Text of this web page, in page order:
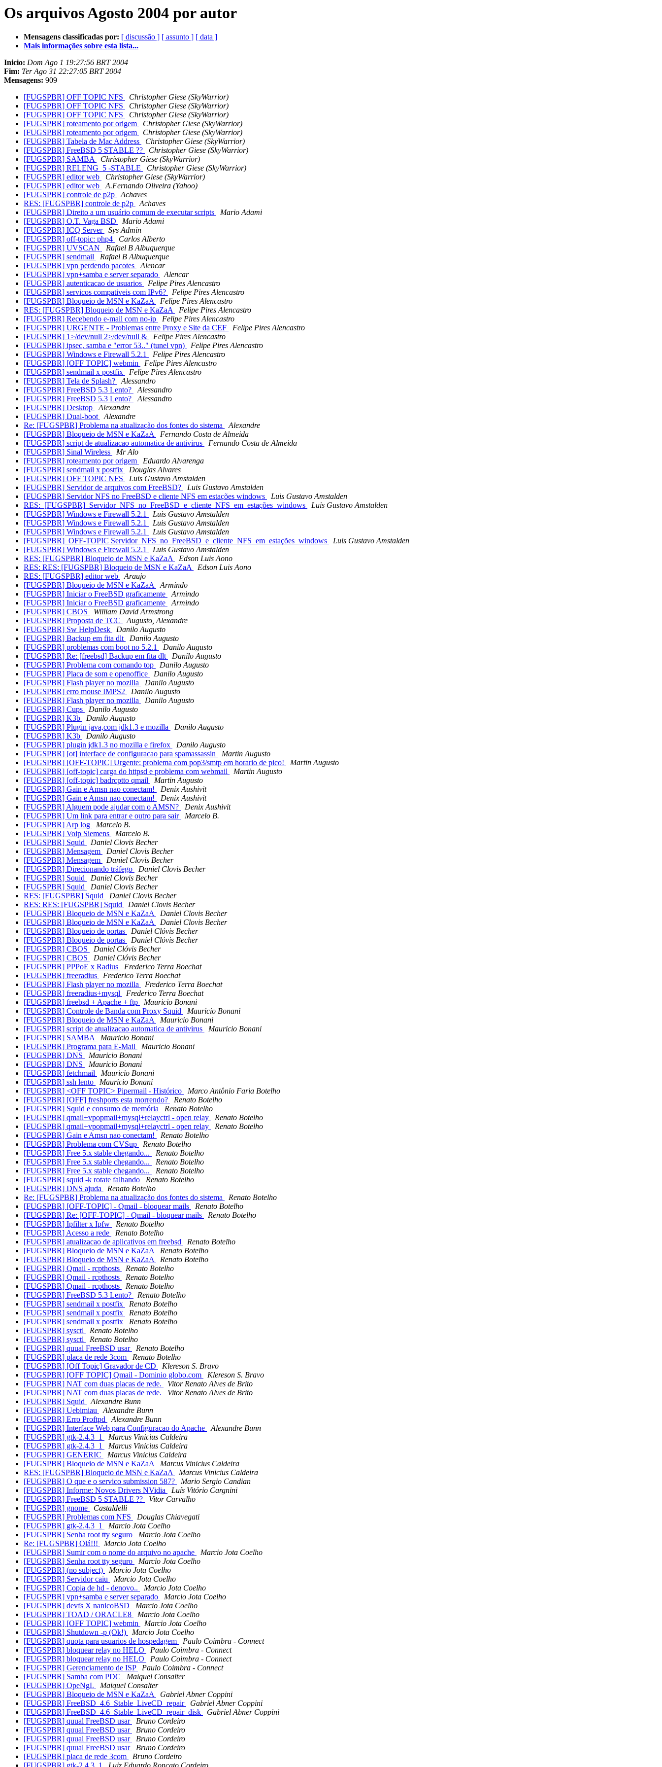
Os arquivos Agosto 2004 por autor
Mensagens classificadas por: [ discussão ] [ assunto ] [ data ]
Mais informações sobre esta lista...
Inicio: Dom Ago 1 19:27:56 BRT 2004
Fim: Ter Ago 31 22:27:05 BRT 2004
Mensagens: 909
[FUGSPBR] OFF TOPIC NFS
Christopher Giese (SkyWarrior)
[FUGSPBR] OFF TOPIC NFS
Christopher Giese (SkyWarrior)
[FUGSPBR] OFF TOPIC NFS
Christopher Giese (SkyWarrior)
[FUGSPBR] roteamento por origem
Christopher Giese (SkyWarrior)
[FUGSPBR] roteamento por origem
Christopher Giese (SkyWarrior)
[FUGSPBR] Tabela de Mac Address
Christopher Giese (SkyWarrior)
[FUGSPBR] FreeBSD 5 STABLE ??
Christopher Giese (SkyWarrior)
[FUGSPBR] SAMBA
Christopher Giese (SkyWarrior)
[FUGSPBR] RELENG_5 -STABLE
Christopher Giese (SkyWarrior)
[FUGSPBR] editor web
Christopher Giese (SkyWarrior)
[FUGSPBR] editor web
A.Fernando Oliveira (Yahoo)
[FUGSPBR] controle de p2p
Achaves
RES: [FUGSPBR] controle de p2p
Achaves
[FUGSPBR] Direito a um usuário comum de executar scripts
Mario Adami
[FUGSPBR] O.T. Vaga BSD
Mario Adami
[FUGSPBR] ICQ Server
Sys Admin
[FUGSPBR] off-topic: php4
Carlos Alberto
[FUGSPBR] UVSCAN
Rafael B Albuquerque
[FUGSPBR] sendmail
Rafael B Albuquerque
[FUGSPBR] vpn perdendo pacotes
Alencar
[FUGSPBR] vpn+samba e server separado
Alencar
[FUGSPBR] autenticacao de usuarios
Felipe Pires Alencastro
[FUGSPBR] servicos compativeis com IPv6?
Felipe Pires Alencastro
[FUGSPBR] Bloqueio de MSN e KaZaA
Felipe Pires Alencastro
RES: [FUGSPBR] Bloqueio de MSN e KaZaA
Felipe Pires Alencastro
[FUGSPBR] Recebendo e-mail com no-ip
Felipe Pires Alencastro
[FUGSPBR] URGENTE - Problemas entre Proxy e Site da CEF
Felipe Pires Alencastro
[FUGSPBR] 1>/dev/null 2>/dev/null &
Felipe Pires Alencastro
[FUGSPBR] ipsec, samba e "error 53.." (tunel vpn)
Felipe Pires Alencastro
[FUGSPBR] Windows e Firewall 5.2.1
Felipe Pires Alencastro
[FUGSPBR] [OFF TOPIC] webmin
Felipe Pires Alencastro
[FUGSPBR] sendmail x postfix
Felipe Pires Alencastro
[FUGSPBR] Tela de Splash?
Alessandro
[FUGSPBR] FreeBSD 5.3 Lento?
Alessandro
[FUGSPBR] FreeBSD 5.3 Lento?
Alessandro
[FUGSPBR] Desktop
Alexandre
[FUGSPBR] Dual-boot
Alexandre
Re: [FUGSPBR] Problema na atualização dos fontes do sistema
Alexandre
[FUGSPBR] Bloqueio de MSN e KaZaA
Fernando Costa de Almeida
[FUGSPBR] script de atualizacao automatica de antivirus
Fernando Costa de Almeida
[FUGSPBR] Sinal Wireless
Mr Alo
[FUGSPBR] roteamento por origem
Eduardo Alvarenga
[FUGSPBR] sendmail x postfix
Douglas Alvares
[FUGSPBR] OFF TOPIC NFS
Luis Gustavo Amstalden
[FUGSPBR] Servidor de arquivos com FreeBSD?
Luis Gustavo Amstalden
[FUGSPBR] Servidor NFS no FreeBSD e cliente NFS em estações windows
Luis Gustavo Amstalden
RES:_[FUGSPBR]_Servidor_NFS_no_FreeBSD_e_cliente_NFS_em_estações_windows
Luis Gustavo Amstalden
[FUGSPBR] Windows e Firewall 5.2.1
Luis Gustavo Amstalden
[FUGSPBR] Windows e Firewall 5.2.1
Luis Gustavo Amstalden
[FUGSPBR] Windows e Firewall 5.2.1
Luis Gustavo Amstalden
[FUGSPBR]_OFF-TOPIC Servidor_NFS_no_FreeBSD_e_cliente_NFS_em_estações_windows
Luis Gustavo Amstalden
[FUGSPBR] Windows e Firewall 5.2.1
Luis Gustavo Amstalden
RES: [FUGSPBR] Bloqueio de MSN e KaZaA
Edson Luis Aono
RES: RES: [FUGSPBR] Bloqueio de MSN e KaZaA
Edson Luis Aono
RES: [FUGSPBR] editor web
Araujo
[FUGSPBR] Bloqueio de MSN e KaZaA
Armindo
[FUGSPBR] Iniciar o FreeBSD graficamente
Armindo
[FUGSPBR] Iniciar o FreeBSD graficamente
Armindo
[FUGSPBR] CBOS
William David Armstrong
[FUGSPBR] Proposta de TCC
Augusto, Alexandre
[FUGSPBR] Sw HelpDesk
Danilo Augusto
[FUGSPBR] Backup em fita dlt
Danilo Augusto
[FUGSPBR] problemas com boot no 5.2.1
Danilo Augusto
[FUGSPBR] Re: [freebsd] Backup em fita dlt
Danilo Augusto
[FUGSPBR] Problema com comando top
Danilo Augusto
[FUGSPBR] Placa de som e openoffice
Danilo Augusto
[FUGSPBR] Flash player no mozilla
Danilo Augusto
[FUGSPBR] erro mouse IMPS2
Danilo Augusto
[FUGSPBR] Flash player no mozilla
Danilo Augusto
[FUGSPBR] Cups
Danilo Augusto
[FUGSPBR] K3b
Danilo Augusto
[FUGSPBR] Plugin java,com jdk1.3 e mozilla
Danilo Augusto
[FUGSPBR] K3b
Danilo Augusto
[FUGSPBR] plugin jdk1.3 no mozilla e firefox
Danilo Augusto
[FUGSPBR] [ot] interface de configuracao para spamassassin
Martin Augusto
[FUGSPBR] [OFF-TOPIC] Urgente: problema com pop3/smtp em horario de pico!
Martin Augusto
[FUGSPBR] [off-topic] carga do httpsd e problema com webmail
Martin Augusto
[FUGSPBR] [off-topic] badrcptto qmail
Martin Augusto
[FUGSPBR] Gain e Amsn nao conectam!
Denix Aushivit
[FUGSPBR] Gain e Amsn nao conectam!
Denix Aushivit
[FUGSPBR] Alguem pode ajudar com o AMSN?
Denix Aushivit
[FUGSPBR] Um link para entrar e outro para sair
Marcelo B.
[FUGSPBR] Arp log
Marcelo B.
[FUGSPBR] Voip Siemens
Marcelo B.
[FUGSPBR] Squid
Daniel Clovis Becher
[FUGSPBR] Mensagem
Daniel Clovis Becher
[FUGSPBR] Mensagem
Daniel Clovis Becher
[FUGSPBR] Direcionando tráfego
Daniel Clovis Becher
[FUGSPBR] Squid
Daniel Clovis Becher
[FUGSPBR] Squid
Daniel Clovis Becher
RES: [FUGSPBR] Squid
Daniel Clovis Becher
RES: RES: [FUGSPBR] Squid
Daniel Clovis Becher
[FUGSPBR] Bloqueio de MSN e KaZaA
Daniel Clovis Becher
[FUGSPBR] Bloqueio de MSN e KaZaA
Daniel Clovis Becher
[FUGSPBR] Bloqueio de portas
Daniel Clóvis Becher
[FUGSPBR] Bloqueio de portas
Daniel Clóvis Becher
[FUGSPBR] CBOS
Daniel Clóvis Becher
[FUGSPBR] CBOS
Daniel Clóvis Becher
[FUGSPBR] PPPoE x Radius
Frederico Terra Boechat
[FUGSPBR] freeradius
Frederico Terra Boechat
[FUGSPBR] Flash player no mozilla
Frederico Terra Boechat
[FUGSPBR] freeradius+mysql
Frederico Terra Boechat
[FUGSPBR] freebsd + Apache + ftp
Mauricio Bonani
[FUGSPBR] Controle de Banda com Proxy Squid
Mauricio Bonani
[FUGSPBR] Bloqueio de MSN e KaZaA
Mauricio Bonani
[FUGSPBR] script de atualizacao automatica de antivirus
Mauricio Bonani
[FUGSPBR] SAMBA
Mauricio Bonani
[FUGSPBR] Programa para E-Mail
Mauricio Bonani
[FUGSPBR] DNS
Mauricio Bonani
[FUGSPBR] DNS
Mauricio Bonani
[FUGSPBR] fetchmail
Mauricio Bonani
[FUGSPBR] ssh lento
Mauricio Bonani
[FUGSPBR] <OFF TOPIC> Pipermail - Histórico
Marco Antônio Faria Botelho
[FUGSPBR] [OFF] freshports esta morrendo?
Renato Botelho
[FUGSPBR] Squid e consumo de memória
Renato Botelho
[FUGSPBR] qmail+vpopmail+mysql+relayctrl - open relay
Renato Botelho
[FUGSPBR] qmail+vpopmail+mysql+relayctrl - open relay
Renato Botelho
[FUGSPBR] Gain e Amsn nao conectam!
Renato Botelho
[FUGSPBR] Problema com CVSup
Renato Botelho
[FUGSPBR] Free 5.x stable chegando...
Renato Botelho
[FUGSPBR] Free 5.x stable chegando...
Renato Botelho
[FUGSPBR] Free 5.x stable chegando...
Renato Botelho
[FUGSPBR] squid -k rotate falhando
Renato Botelho
[FUGSPBR] DNS ajuda
Renato Botelho
Re: [FUGSPBR] Problema na atualização dos fontes do sistema
Renato Botelho
[FUGSPBR] [OFF-TOPIC] - Qmail - bloquear mails
Renato Botelho
[FUGSPBR] Re: [OFF-TOPIC] - Qmail - bloquear mails
Renato Botelho
[FUGSPBR] Ipfilter x Ipfw
Renato Botelho
[FUGSPBR] Acesso a rede
Renato Botelho
[FUGSPBR] atualizacao de aplicativos em freebsd
Renato Botelho
[FUGSPBR] Bloqueio de MSN e KaZaA
Renato Botelho
[FUGSPBR] Bloqueio de MSN e KaZaA
Renato Botelho
[FUGSPBR] Qmail - rcpthosts
Renato Botelho
[FUGSPBR] Qmail - rcpthosts
Renato Botelho
[FUGSPBR] Qmail - rcpthosts
Renato Botelho
[FUGSPBR] FreeBSD 5.3 Lento?
Renato Botelho
[FUGSPBR] sendmail x postfix
Renato Botelho
[FUGSPBR] sendmail x postfix
Renato Botelho
[FUGSPBR] sendmail x postfix
Renato Botelho
[FUGSPBR] sysctl
Renato Botelho
[FUGSPBR] sysctl
Renato Botelho
[FUGSPBR] quual FreeBSD usar
Renato Botelho
[FUGSPBR] placa de rede 3com
Renato Botelho
[FUGSPBR] [Off Topic] Gravador de CD
Klereson S. Bravo
[FUGSPBR] [OFF TOPIC] Qmail - Dominio globo.com
Klereson S. Bravo
[FUGSPBR] NAT com duas placas de rede.
Vitor Renato Alves de Brito
[FUGSPBR] NAT com duas placas de rede.
Vitor Renato Alves de Brito
[FUGSPBR] Squid
Alexandre Bunn
[FUGSPBR] Uebimiau
Alexandre Bunn
[FUGSPBR] Erro Proftpd
Alexandre Bunn
[FUGSPBR] Interface Web para Configuracao do Apache
Alexandre Bunn
[FUGSPBR] gtk-2.4.3_1
Marcus Vinicius Caldeira
[FUGSPBR] gtk-2.4.3_1
Marcus Vinicius Caldeira
[FUGSPBR] GENERIC
Marcus Vinicius Caldeira
[FUGSPBR] Bloqueio de MSN e KaZaA
Marcus Vinicius Caldeira
RES: [FUGSPBR] Bloqueio de MSN e KaZaA
Marcus Vinicius Caldeira
[FUGSPBR] O que e o servico submission 587?
Mario Sergio Candian
[FUGSPBR] Informe: Novos Drivers NVidia
Luís Vitório Cargnini
[FUGSPBR] FreeBSD 5 STABLE ??
Vitor Carvalho
[FUGSPBR] gnome
Castaldelli
[FUGSPBR] Problemas com NFS
Douglas Chiavegati
[FUGSPBR] gtk-2.4.3_1
Marcio Jota Coelho
[FUGSPBR] Senha root tty seguro
Marcio Jota Coelho
Re: [FUGSPBR] Olá!!!
Marcio Jota Coelho
[FUGSPBR] Sumir com o nome do arquivo no apache
Marcio Jota Coelho
[FUGSPBR] Senha root tty seguro
Marcio Jota Coelho
[FUGSPBR] (no subject)
Marcio Jota Coelho
[FUGSPBR] Servidor caiu
Marcio Jota Coelho
[FUGSPBR] Copia de hd - denovo..
Marcio Jota Coelho
[FUGSPBR] vpn+samba e server separado
Marcio Jota Coelho
[FUGSPBR] devfs X nanicoBSD
Marcio Jota Coelho
[FUGSPBR] TOAD / ORACLE8
Marcio Jota Coelho
[FUGSPBR] [OFF TOPIC] webmin
Marcio Jota Coelho
[FUGSPBR] Shutdown -p (Ok!)
Marcio Jota Coelho
[FUGSPBR] quota para usuarios de hospedagem
Paulo Coimbra - Connect
[FUGSPBR] bloquear relay no HELO
Paulo Coimbra - Connect
[FUGSPBR] bloquear relay no HELO
Paulo Coimbra - Connect
[FUGSPBR] Gerenciamento de ISP
Paulo Coimbra - Connect
[FUGSPBR] Samba com PDC
Maiquel Consalter
[FUGSPBR] OpeNgL
Maiquel Consalter
[FUGSPBR] Bloqueio de MSN e KaZaA
Gabriel Abner Coppini
[FUGSPBR] FreeBSD_4.6_Stable_LiveCD_repair
Gabriel Abner Coppini
[FUGSPBR] FreeBSD_4.6_Stable_LiveCD_repair_disk
Gabriel Abner Coppini
[FUGSPBR] quual FreeBSD usar
Bruno Cordeiro
[FUGSPBR] quual FreeBSD usar
Bruno Cordeiro
[FUGSPBR] quual FreeBSD usar
Bruno Cordeiro
[FUGSPBR] quual FreeBSD usar
Bruno Cordeiro
[FUGSPBR] placa de rede 3com
Bruno Cordeiro